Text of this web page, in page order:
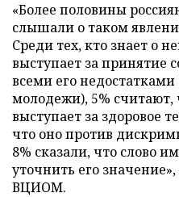
«Более половины
слышали о таком
Среди тех, кто знает о
выступает за принятие
всеми его недостатками
молодежи), 5% считают,
выступает за здоровое
что оно против
8% сказали, что слово
уточнить его
ВЦИОМ.